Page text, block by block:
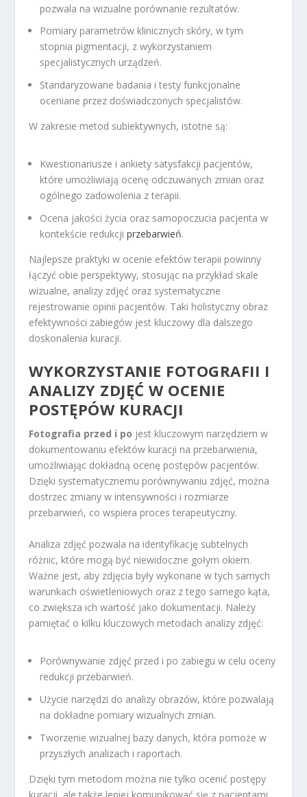
pozwala na wizualne porównanie rezultatów.
Pomiary parametrów klinicznych skóry, w tym
stopnia pigmentacji, z wykorzystaniem
specjalistycznych urządzeń.
Standaryzowane badania i testy funkcjonalne
oceniane przez doświadczonych specjalistów.
W zakresie metod subiektywnych, istotne są:
Kwestionariusze i ankiety satysfakcji pacjentów,
które umożliwiają ocenę odczuwanych zmian oraz
ogólnego zadowolenia z terapii.
Ocena jakości życia oraz samopoczucia pacjenta w
kontekście redukcjiprzebarwień.
Najlepsze praktyki w ocenie efektów terapii powinny
łączyć obie perspektywy, stosując na przykład skale
wizualne, analizy zdjęć oraz systematyczne
rejestrowanie opinii pacjentów. Taki holistyczny obraz
efektywności zabiegów jest kluczowy dla dalszego
doskonalenia kuracji.
WYKORZYSTANIE FOTOGRAFII I
ANALIZY ZDJĘĆ W OCENIE
POSTĘPÓW KURACJI
Fotografia przed i po jest kluczowym narzędziem w
dokumentowaniu efektów kuracji na przebarwienia,
umożliwiając dokładną ocenę postępów pacjentów.
Dzięki systematycznemu porównywaniu zdjęć, można
dostrzec zmiany w intensywności i rozmiarze
przebarwień, co wspiera proces terapeutyczny.
Analiza zdjęć pozwala na identyfikację subtelnych
różnic, które mogą być niewidoczne gołym okiem.
Ważne jest, aby zdjęcia były wykonane w tych samych
warunkach oświetleniowych oraz z tego samego kąta,
co zwiększa ich wartość jako dokumentacji. Należy
pamiętać o kilku kluczowych metodach analizy zdjęć:
Porównywanie zdjęć przed i po zabiegu w celu oceny
redukcji przebarwień.
Użycie narzędzi do analizy obrazów, które pozwalają
na dokładne pomiary wizualnych zmian.
Tworzenie wizualnej bazy danych, która pomoże w
przyszłych analizach i raportach.
Dzięki tym metodom można nie tylko ocenić postępy
kuracji, ale także lepiej komunikować się z pacjentami,